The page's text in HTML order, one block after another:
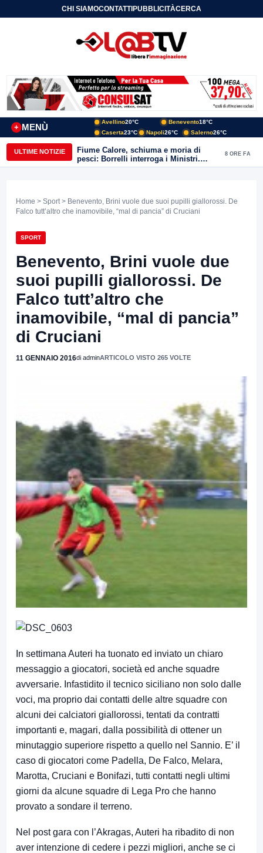
CHI SIAMOCONTATTIPUBBLICITÀCERCA
MENÙ
+
Avellino20°C Benevento18°C
Caserta23°C Napoli26°C Salerno26°C
ULTIME NOTIZIE
Fiume Calore, schiuma e moria di
pesci: Borrelli interroga i Ministri.
“Benevento paga l’assenza del
8 ORE FA
Home > Sport > Benevento, Brini vuole due suoi pupilli giallorossi. De
Falco tutt’altro che inamovibile, “mal di pancia” di Cruciani
SPORT
Benevento, Brini vuole due
suoi pupilli giallorossi. De
Falco tutt’altro che
inamovibile, “mal di pancia”
di Cruciani
11 GENNAIO 2016di adminARTICOLO VISTO 265 VOLTE
In settimana Auteri ha tuonato ed inviato un chiaro
messaggio a giocatori, società ed anche squadre
avversarie. Infastidito il tecnico siciliano non solo dalle
voci, ma proprio dai contatti delle altre squadre con
alcuni dei calciatori giallorossi, tentati da contratti
importanti e, magari, dalla possibilità di ottener un
minutaggio superiore rispetto a quello nel Sannio. E’ il
caso di giocatori come Padella, De Falco, Melara,
Marotta, Cruciani e Bonifazi, tutti contatti negli ultimi
giorni da alcune squadre di Lega Pro che hanno
provato a sondare il terreno.
Nel post gara con l’Akragas, Auteri ha ribadito di non
aver intenzione di cedere i pezzi migliori, anche se ci